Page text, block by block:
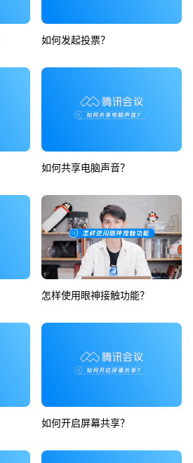
如何发起投票？
如何共享电脑声音？
怎样使用眼神接触功能？
如何开启屏幕共享？